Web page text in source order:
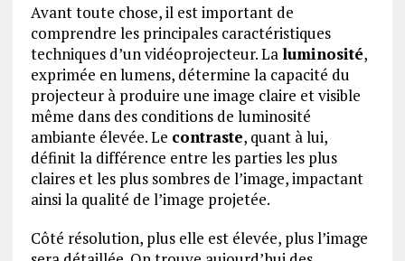
Avant toute chose, il est important de
comprendre les principales caractéristiques
techniques d’un vidéoprojecteur. La luminosité,
exprimée en lumens, détermine la capacité du
projecteur à produire une image claire et visible
même dans des conditions de luminosité
ambiante élevée. Le contraste, quant à lui,
définit la différence entre les parties les plus
claires et les plus sombres de l’image, impactant
ainsi la qualité de l’image projetée.
Côté résolution, plus elle est élevée, plus l’image